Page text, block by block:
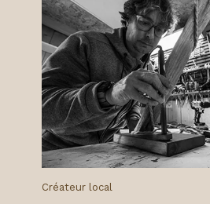
Créateur local